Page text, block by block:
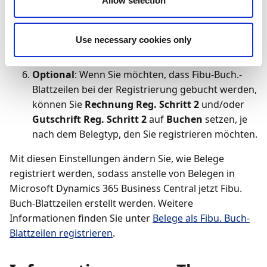
Use necessary cookies only
erfassen, je nachdem, welche Belege
(Rechnungen und/oder Gutschriften) Sie als Fibu.
Buch-Blattzeilen registrieren möchten
Optional: Wenn Sie möchten, dass Fibu-Buch.-
Blattzeilen bei der Registrierung gebucht werden,
können Sie Rechnung Reg. Schritt 2 und/oder
Gutschrift Reg. Schritt 2auf Buchen setzen, je
nach dem Belegtyp, den Sie registrieren möchten.
Mit diesen Einstellungen ändern Sie, wie Belege
registriert werden, sodass anstelle von Belegen in
Microsoft Dynamics 365 Business Central jetzt Fibu.
Buch-Blattzeilen erstellt werden. Weitere
Informationen finden Sie unter Belege als Fibu. Buch-
Blattzeilen registrieren.